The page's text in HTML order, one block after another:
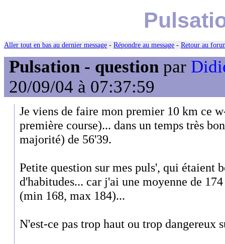
Aller tout en bas au dernier message - Répondre au message - Retour au
Pulsation - question par
20/09/04 à 07:37:59
Je viens de faire mon premier 10 km ce
première course)... dans un temps très
majorité) de 56'39.
Petite question sur mes puls', qui étaient
d'habitudes... car j'ai une moyenne de
(min 168, max 184)...
N'est-ce pas trop haut ou trop dangereux